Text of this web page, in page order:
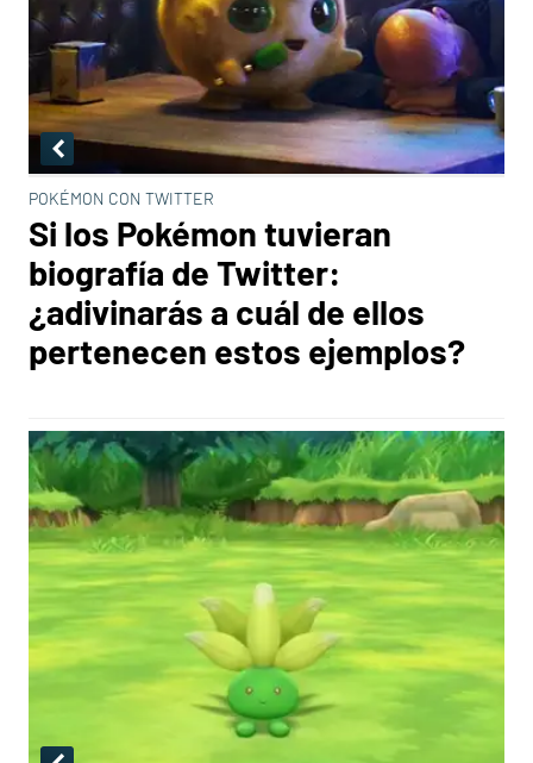
POKÉMON CON TWITTER
Si los Pokémon tuvieran
biografía de Twitter:
¿adivinarás a cuál de ellos
pertenecen estos ejemplos?